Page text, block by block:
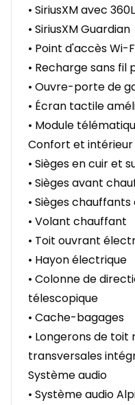
• SiriusXM avec 360L
• SiriusXM Guardian
• Point d'accès Wi-
• Recharge sans
• Ouvre-porte de
• Écran tactile
• Module
Confort et intérieur
• Sièges en cuir et
• Sièges avant
• Sièges
• Volant chauffant
• Toit ouvrant
• Hayon électrique
• Colonne de
télescopique
• Cache-bagages
• Longerons de
transversales
Système audio
• Système audio